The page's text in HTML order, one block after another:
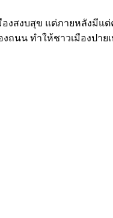
องสงบสุข แต่ภายหลังมีแ
ถนน ทำให้ชาวเมืองปาย